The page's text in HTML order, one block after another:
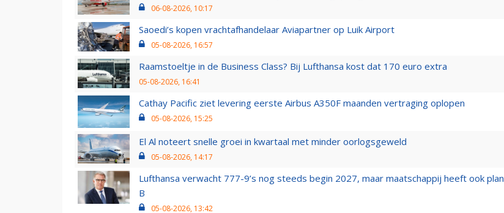
06-08-2026, 10:17
Saoedi’s kopen vrachtafhandelaar Aviapartner op Luik Airport
05-08-2026, 16:57
Raamstoeltje in de Business Class? Bij Lufthansa kost dat 170 euro extra
05-08-2026, 16:41
Cathay Pacific ziet levering eerste Airbus A350F maanden vertraging oplopen
05-08-2026, 15:25
El Al noteert snelle groei in kwartaal met minder oorlogsgeweld
05-08-2026, 14:17
Lufthansa verwacht 777-9’s nog steeds begin 2027, maar maatschappij heeft ook plan
B
05-08-2026, 13:42